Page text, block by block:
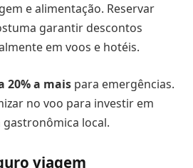
e alimentação. Reservar
garantir descontos
em voos e hotéis.
20% a mais para emergências.
no voo para investir em
local.
viagem